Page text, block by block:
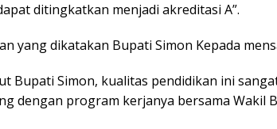
ditingkatkan menjadi akreditasi A”.
yang dikatakan Bupati Simon Kepada
Bupati Simon, kualitas pendidikan ini
dengan program kerjanya bersama Wakil